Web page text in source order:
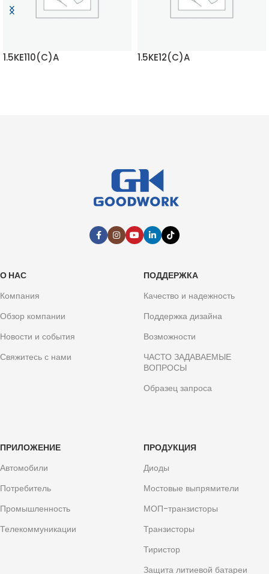
1.5KE110(C)A 1.5KE12(C)A
О НАС
Компания
Обзор компании
Новости и события
Свяжитесь с нами
ПОДДЕРЖКА
Качество и надежность
Поддержка дизайна
Возможности
ЧАСТО ЗАДАВАЕМЫЕ
ВОПРОСЫ
Образец запроса
ПРИЛОЖЕНИЕ
Автомобили
Потребитель
Промышленность
Телекоммуникации
ПРОДУКЦИЯ
Диоды
Мостовые выпрямители
МОП-транзисторы
Транзисторы
Тиристор
Защита литиевой батареи